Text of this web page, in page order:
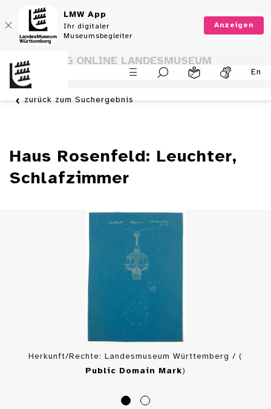
LMW App
Ihr digitaler
Museumsbegleiter
Anzeigen
En
SAMMLUNG ONLINE LANDESMUSEUM
WÜRTTEMBERG
zurück zum Suchergebnis
Haus Rosenfeld: Leuchter,
Schlafzimmer
Herkunft/Rechte: Landesmuseum Württemberg / (
Public Domain Mark)